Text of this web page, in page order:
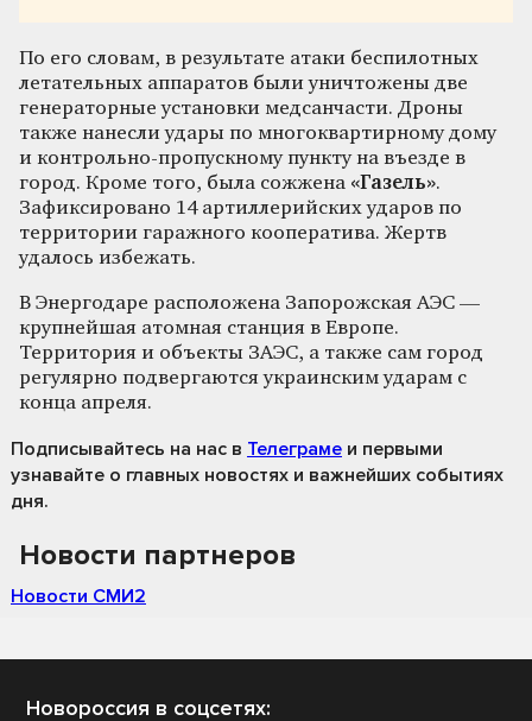
По его словам, в результате атаки беспилотных
летательных аппаратов были уничтожены две
генераторные установки медсанчасти. Дроны
также нанесли удары по многоквартирному дому
и контрольно-пропускному пункту на въезде в
город. Кроме того, была сожжена «Газель».
Зафиксировано 14 артиллерийских ударов по
территории гаражного кооператива. Жертв
удалось избежать.
В Энергодаре расположена Запорожская АЭС —
крупнейшая атомная станция в Европе.
Территория и объекты ЗАЭС, а также сам город
регулярно подвергаются украинским ударам с
конца апреля.
Подписывайтесь на нас в Телеграме и первыми
узнавайте о главных новостях и важнейших событиях
дня.
Новости партнеров
Новости СМИ2
Новороссия в соцсетях: